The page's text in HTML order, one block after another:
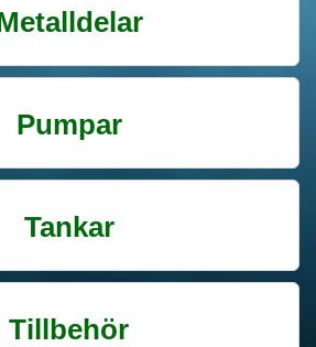
Pumpar
Tankar
Tillbehör